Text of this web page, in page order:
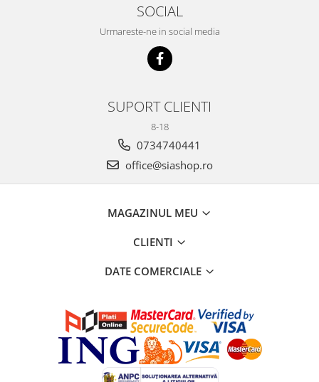
SOCIAL
Urmareste-ne in social media
SUPORT CLIENTI
8-18
0734740441
office@siashop.ro
MAGAZINUL MEU
CLIENTI
DATE COMERCIALE